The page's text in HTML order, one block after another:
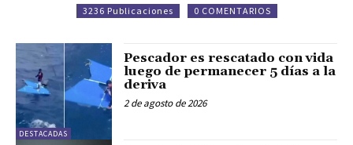
3236 Publicaciones 0 COMENTARIOS
DESTACADAS
Pescador es rescatado con vida
luego de permanecer 5 días a la
deriva
2 de agosto de 2026